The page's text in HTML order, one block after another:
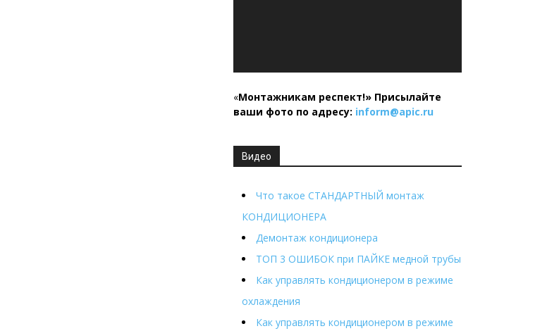
«Монтажникам респект!» Присылайте
ваши фото по адресу: inform@apic.ru
Видео
Что такое СТАНДАРТНЫЙ монтаж
КОНДИЦИОНЕРА
Демонтаж кондиционера
ТОП 3 ОШИБОК при ПАЙКЕ медной трубы
Как управлять кондиционером в режиме
охлаждения
Как управлять кондиционером в режиме